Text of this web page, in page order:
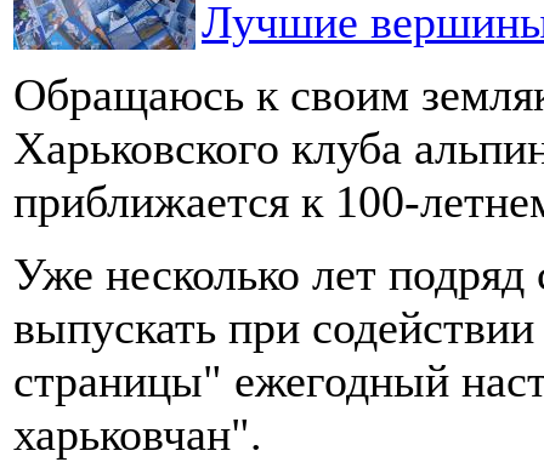
Лучшие
Обращаюсь к своим
Харьковского клуба
приближается к 100-
Уже несколько лет подряд
выпускать при
страницы" ежегодный
харьковчан".